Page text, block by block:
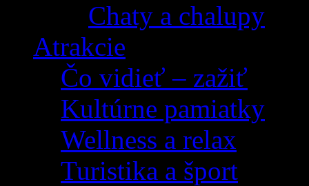
Chaty a chalupy
Atrakcie
Čo vidieť – zažiť
Kultúrne pamiatky
Wellness a relax
Turistika a šport